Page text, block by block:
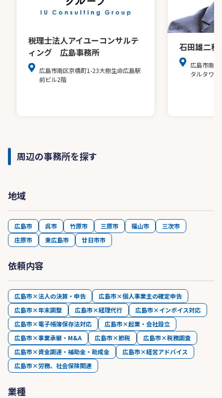
税理士法人アイユーコンサルテ
ィング 広島事務所
広島市南区京橋町1-23大樹生命広島駅
前ビル2階
石田雄二税
広島市南
タルタワー
周辺の事務所を探す
地域
広島市 呉市 竹原市 三原市 福山市
三次市
庄原市
東広島市 廿日市市
依頼内容
広島市×法人の決算・申告
広島市×個人事業主の確定申告
広島市×年末調整
広島市×経理代行
広島市×インボイス対応
広島市×電子帳簿保存法対応
広島市×起業・会社設立
広島市×事業承継・M&A
広島市×節税
広島市×税務調査
広島市×資金調達・補助金・助成金
広島市×経営アドバイス
広島市×労務、社会保険関連
業種